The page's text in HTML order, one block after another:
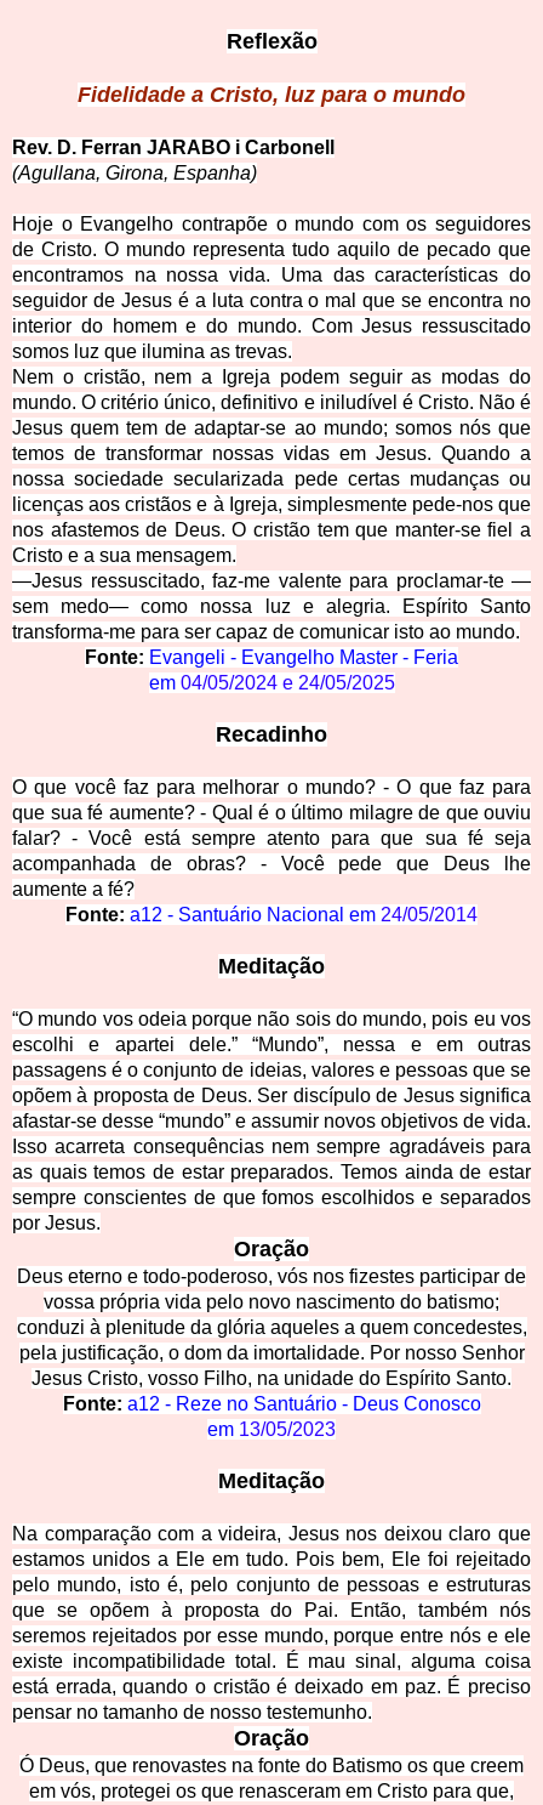
Reflexão
Fidelidade a Cristo, luz para o mundo
Rev. D. Ferran JARABO i Carbonell
(Agullana, Girona, Espanha)
Hoje o Evangelho contrapõe o mundo com os seguidores
de Cristo. O mundo representa tudo aquilo de pecado que
encontramos na nossa vida. Uma das características do
seguidor de Jesus é a luta contra o mal que se encontra no
interior do homem e do mundo. Com Jesus ressuscitado
somos luz que ilumina as trevas.
Nem o cristão, nem a Igreja podem seguir as modas do
mundo. O critério único, definitivo e iniludível é Cristo. Não é
Jesus quem tem de adaptar-se ao mundo; somos nós que
temos de transformar nossas vidas em Jesus. Quando a
nossa sociedade secularizada pede certas mudanças ou
licenças aos cristãos e à Igreja, simplesmente pede-nos que
nos afastemos de Deus. O cristão tem que manter-se fiel a
Cristo e a sua mensagem.
—Jesus ressuscitado, faz-me valente para proclamar-te —
sem medo— como nossa luz e alegria. Espírito Santo
transforma-me para ser capaz de comunicar isto ao mundo.
Fonte: Evangeli - Evangelho Master - Feria
em 04/05/2024 e 24/05/2025
Recadinho
O que você faz para melhorar o mundo? - O que faz para
que sua fé aumente? - Qual é o último milagre de que ouviu
falar? - Você está sempre atento para que sua fé seja
acompanhada de obras? - Você pede que Deus lhe
aumente a fé?
Fonte: a12 - Santuário Nacional em 24/05/2014
Meditação
“O mundo vos odeia porque não sois do mundo, pois eu vos
escolhi e apartei dele.” “Mundo”, nessa e em outras
passagens é o conjunto de ideias, valores e pessoas quese
opõem à proposta de Deus. Ser discípulo de Jesus significa
afastar-se desse “mundo” e assumir novos objetivos de vida.
Isso acarreta consequências nem sempre agradáveis para
as quais temos de estar preparados. Temos ainda de estar
sempre conscientes de que fomos escolhidos e separados
por Jesus.
Oração
Deus eterno e todo-poderoso, vós nos fizestes participar de
vossa própria vida pelo novo nascimento do batismo;
conduzi à plenitude da glória aqueles a quem concedestes,
pela justificação, o dom da imortalidade. Por nosso Senhor
Jesus Cristo, vosso Filho, na unidade do Espírito Santo.
Fonte: a12 - Reze no Santuário - Deus Conosco
em 13/05/2023
Meditação
Na comparação com a videira, Jesus nos deixou claro que
estamos unidos a Ele em tudo. Pois bem, Ele foi rejeitado
pelo mundo, isto é, pelo conjunto de pessoas e estruturas
que se opõem à proposta do Pai. Então, também nós
seremos rejeitados por esse mundo, porque entre nós e ele
existe incompatibilidade total. É mau sinal, alguma coisa
está errada, quando o cristão é deixado em paz. É preciso
pensar no tamanho de nosso testemunho.
Oração
Ó Deus, que renovastes na fonte do Batismo os que creem
em vós, protegei os que renasceram em Cristo para que,